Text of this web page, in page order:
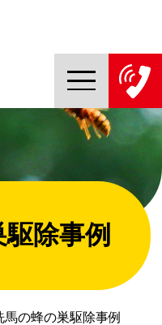
について
依頼の流れ
覧 除事例
馬の蜂の巣駆除事例